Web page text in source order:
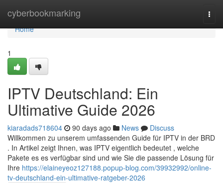
cyberbookmarking
Home
Home
1
IPTV Deutschland: Ein
Ultimative Guide 2026
kiaradads718604 90 days ago News
Discuss
Willkommen zu unserem umfassenden Guide für IPTV in der BRD
. In Artikel zeigt Ihnen, was IPTV eigentlich bedeutet , welche
Pakete es es verfügbar sind und wie Sie die passende Lösung für
Ihre https://elaineyeoz127188.popup-blog.com/39932992/online-
tv-deutschland-ein-ultimative-ratgeber-2026